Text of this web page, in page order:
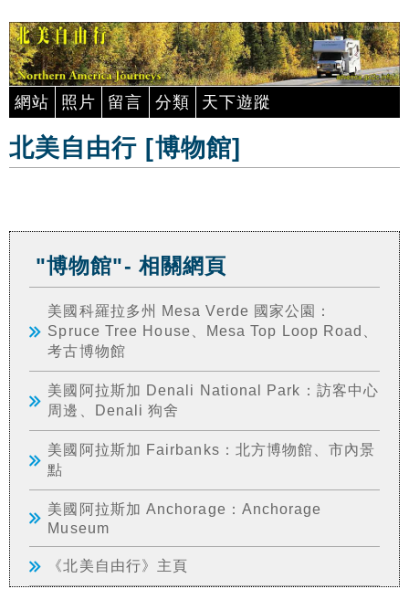
網站 照片 留言 分類 天下遊蹤
北美自由行 [博物館]
"博物館"- 相關網頁
美國科羅拉多州 Mesa Verde 國家公園：
Spruce Tree House、Mesa Top Loop Road、
考古博物館
美國阿拉斯加 Denali National Park：訪客中心
周邊、Denali 狗舍
美國阿拉斯加 Fairbanks：北方博物館、市內景
點
美國阿拉斯加 Anchorage：Anchorage
Museum
《北美自由行》主頁